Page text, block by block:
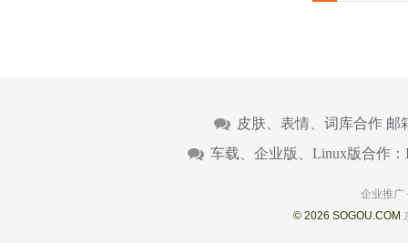
皮肤、表情、词库合作 邮
车载、企业版、Linux版合作：
企业推广
© 2026 SOGOU.COM